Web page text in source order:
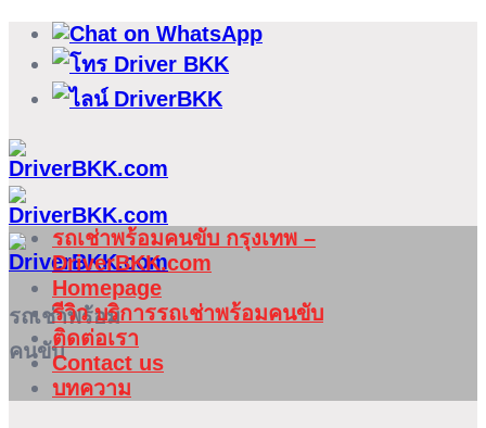
ข้าม
เนื้อหา
รถเช่าพร้อม
คนขับ
รถเช่าพร้อมคนขับ กรุงเทพ –
DriverBKK.com
Homepage
รีวิว บริการรถเช่าพร้อมคนขับ
ติดต่อเรา
Contact us
บทความ